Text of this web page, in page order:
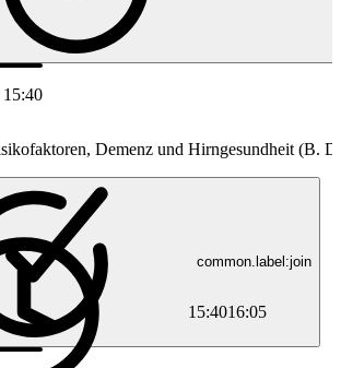
15:4016:05
Demenz und Hirngesundheit (B.
common.label:join